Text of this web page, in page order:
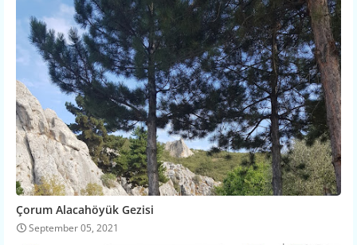
Çorum Alacahöyük Gezisi
September 05, 2021